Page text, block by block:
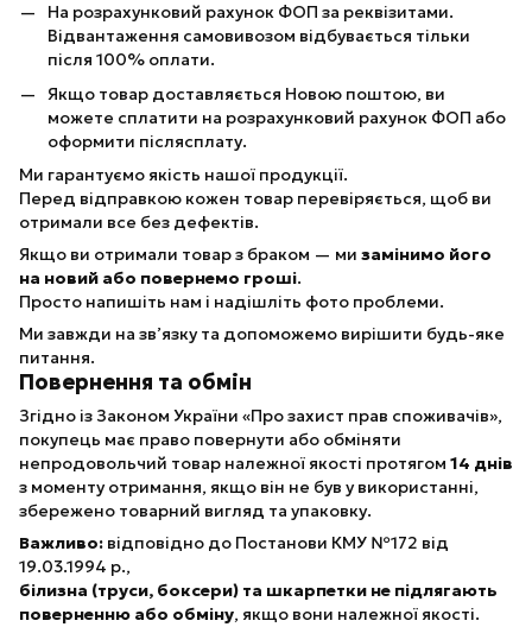
На розрахунковий рахунок ФОП за реквізитами.
Відвантаження самовивозом відбувається тільки
після 100% оплати.
Якщо товар доставляється Новою поштою, ви
можете сплатити на розрахунковий рахунок ФОП або
оформити післясплату.
Ми гарантуємо якість нашої продукції.
Перед відправкою кожен товар перевіряється, щоб ви
отримали все без дефектів.
Якщо ви отримали товар з браком — ми замінимо його
на новий або повернемо гроші.
Просто напишіть нам і надішліть фото проблеми.
Ми завжди на зв’язку та допоможемо вирішити будь-яке
питання.
Повернення та обмін
Згідно із Законом України «Про захист прав споживачів»,
покупець має право повернути або обміняти
непродовольчий товар належної якості протягом 14 днів
з моменту отримання, якщо він не був у використанні,
збережено товарний вигляд та упаковку.
Важливо: відповідно до Постанови КМУ №172 від
19.03.1994 р.,
білизна (труси, боксери) та шкарпетки не підлягають
поверненню або обміну, якщо вони належної якості.